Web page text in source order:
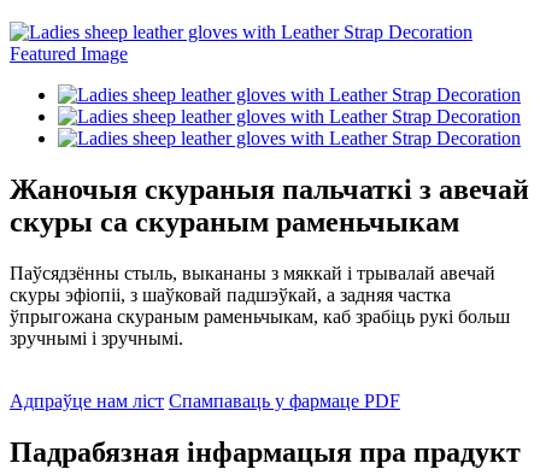
Жаночыя скураныя пальчаткі з авечай
скуры са скураным раменьчыкам
Паўсядзённы стыль, выкананы з мяккай і трывалай авечай
скуры эфіопіі, з шаўковай падшэўкай, а задняя частка
ўпрыгожана скураным раменьчыкам, каб зрабіць рукі больш
зручнымі і зручнымі.
Адпраўце нам ліст Спампаваць у фармаце PDF
Падрабязная інфармацыя пра прадукт